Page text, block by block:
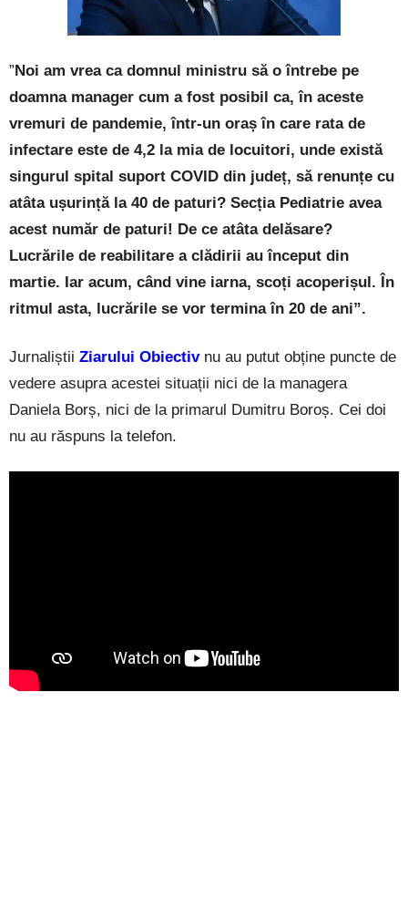
” Noi am vrea ca domnul ministru să o întrebe pe
doamna manager cum a fost posibil ca, în aceste
vremuri de pandemie, într-un oraș în care rata de
infectare este de 4,2 la mia de locuitori, unde există
singurul spital suport COVID din județ, să renunțe cu
atâta ușurință la 40 de paturi? Secția Pediatrie avea
acest număr de paturi! De ce atâta delăsare?
Lucrările de reabilitare a clădirii au început din
martie. Iar acum, când vine iarna, scoți acoperișul. În
ritmul asta, lucrările se vor termina în 20 de ani”.
Jurnaliștii Ziarului Obiectivnu au putut obține puncte de
vedere asupra acestei situații nici de la managera
Daniela Borș, nici de la primarul Dumitru Boroș. Cei doi
nu au răspuns la telefon.